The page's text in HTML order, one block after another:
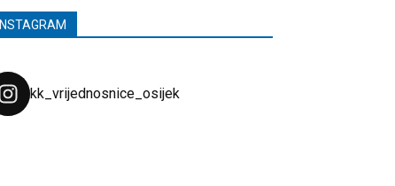
INSTAGRAM
kk_vrijednosnice_osijek